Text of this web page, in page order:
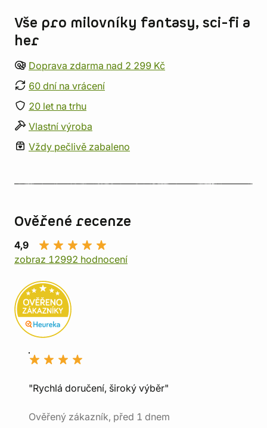
Vše pro milovníky fantasy, sci-fi a
her
Doprava zdarma nad 2 299 Kč
60 dní na vrácení
20 let na trhu
Vlastní výroba
Vždy pečlivě zabaleno
Ověřené recenze
4,9
zobraz 12992 hodnocení
"Rychlá doručení, široký výběr"
Ověřený zákazník, před 1 dnem